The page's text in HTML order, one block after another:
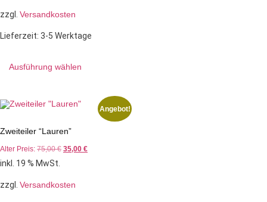
zzgl. Versandkosten
Lieferzeit: 3-5 Werktage
Ausführung wählen
Angebot!
Zweiteiler “Lauren”
Alter Preis: 75,00€ 35,00 €
inkl. 19 % MwSt.
zzgl. Versandkosten